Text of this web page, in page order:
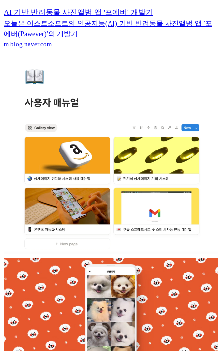
AI 기반 반려동물 사진앨범 앱 '포에버' 개발기
오늘은 이스트소프트의 인공지능(AI) 기반 반려동물 사진앨범 앱 '포
에버(Pawever)'의 개발기...
m.blog.naver.com